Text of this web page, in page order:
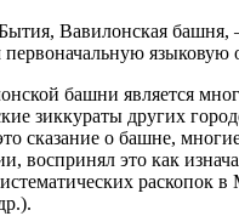
Вавилонская
языковую
башни является
зиккураты других
сказание о башне,
воспринял это как
раскопок